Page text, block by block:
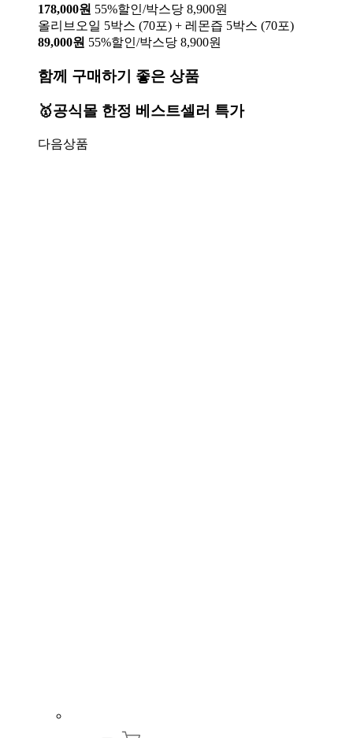
178,000원 55%할인/박스당 8,900원
올리브오일 5박스 (70포) + 레몬즙 5박스 (70포)
89,000원 55%할인/박스당 8,900원
함께 구매하기 좋은 상품
🥇공식몰 한정 베스트셀러 특가
다음상품